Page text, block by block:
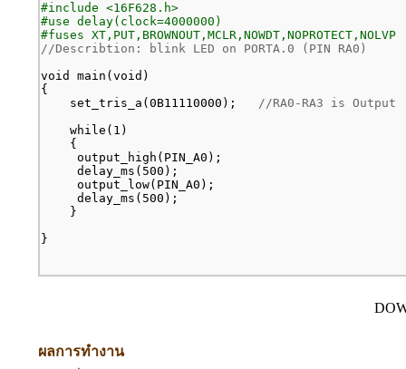
#include <16F628.h>
#use delay(clock=4000000)
#fuses XT,PUT,BROWNOUT,MCLR,NOWDT,NOPROTECT,NOLVP
//Describtion: blink LED on PORTA.0 (PIN RA0)
void main(void)
{
    set_tris_a(0B11110000);
//RA0-RA3 is Output
    while(1)
    {
     output_high(PIN_A0);
     delay_ms(500);
     output_low(PIN_A0);
     delay_ms(500);
    }
}
ผลการทำงาน